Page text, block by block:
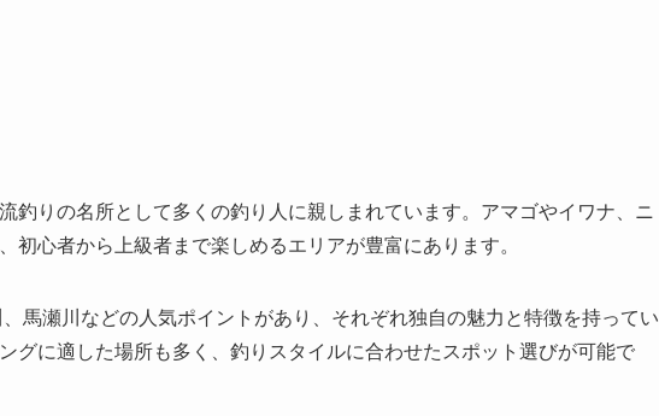
釣りの名所として多くの釣り人に親しまれています。アマゴやイワナ、ニ
初心者から上級者まで楽しめるエリアが豊富にあります。
馬瀬川などの人気ポイントがあり、それぞれ独自の魅力と特徴を持ってい
グに適した場所も多く、釣りスタイルに合わせたスポット選びが可能で